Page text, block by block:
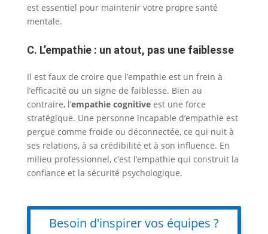
est essentiel pour maintenir votre propre santé
mentale.
C. L’empathie : un atout, pas une faiblesse
Il est faux de croire que l’empathie est un frein à
l’efficacité ou un signe de faiblesse. Bien au
contraire, l’empathie cognitiveest une force
stratégique. Une personne incapable d’empathie est
perçue comme froide ou déconnectée, ce qui nuit à
ses relations, à sa crédibilité et à son influence. En
milieu professionnel, c’est l’empathie qui construit la
confiance et la sécurité psychologique.
Besoin d'inspirer vos équipes ?